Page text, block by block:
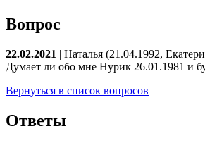
Вопрос
22.02.2021 | Наталья (21.04.1992,
Думает ли обо мне Нурик 26.01.1981 и
Вернуться в список вопросов
Ответы